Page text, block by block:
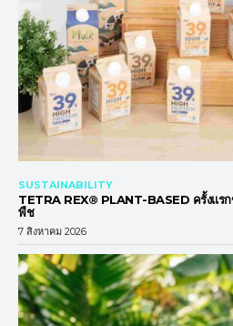
SUSTAINABILITY
TETRA REX® PLANT-BASED ครั้งแร
พืช
7 สิงหาคม 2026